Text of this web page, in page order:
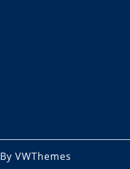
By VWThemes